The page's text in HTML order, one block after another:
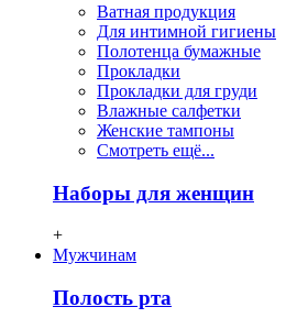
Ватная продукция
Для интимной гигиены
Полотенца бумажные
Прокладки
Прокладки для груди
Влажные салфетки
Женские тампоны
Смотреть ещё...
Наборы для женщин
+
Мужчинам
Полость рта